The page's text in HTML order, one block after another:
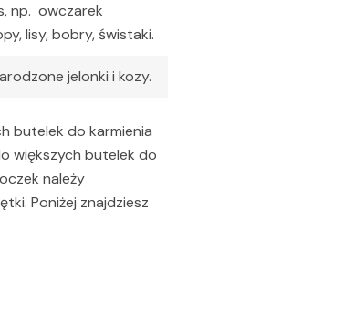
np. owczarek
lisy, bobry, świstaki.
jelonki i kozy.
butelek do karmienia
większych butelek do
należy
Poniżej znajdziesz